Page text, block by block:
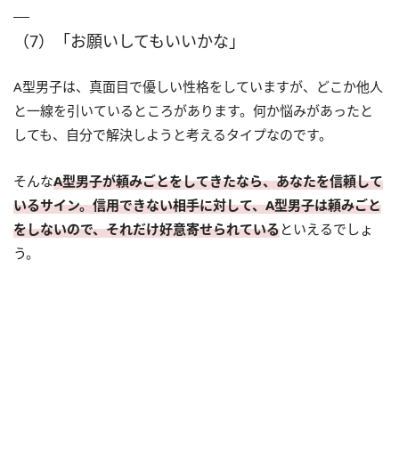
（7）「お願いしてもいいかな」
A型男子は、真面目で優しい性格をしていますが、どこか他人
と一線を引いているところがあります。何か悩みがあったと
しても、自分で解決しようと考えるタイプなのです。
そんなA型男子が頼みごとをしてきたなら、あなたを信頼して
いるサイン。信用できない相手に対して、A型男子は頼みごと
をしないので、それだけ好意寄せられているといえるでしょ
う。